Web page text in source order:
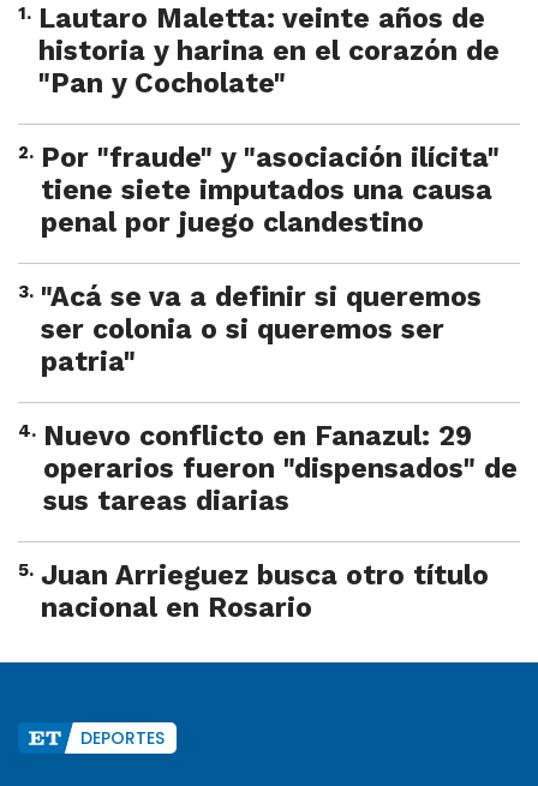
1. Lautaro Maletta: veinte años de
historia y harina en el corazón de
"Pan y Cocholate"
2. Por "fraude" y "asociación ilícita"
tiene siete imputados una causa
penal por juego clandestino
3. "Acá se va a definir si queremos
ser colonia o si queremos ser
patria"
4. Nuevo conflicto en Fanazul: 29
operarios fueron "dispensados" de
sus tareas diarias
5. Juan Arrieguez busca otro título
nacional en Rosario
DEPORTES